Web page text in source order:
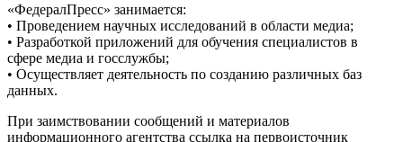
«ФедералПресс» занимается:
• Проведением научных исследований в области медиа;
• Разработкой приложений для обучения специалистов в
сфере медиа и госслужбы;
• Осуществляет деятельность по созданию различных баз
данных.
При заимствовании сообщений и материалов
информационного агентства ссылка на первоисточник